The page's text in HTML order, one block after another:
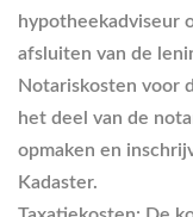
hypotheekadviseur
afsluiten van de
Notariskosten voor
het deel van de
opmaken en
Kadaster.